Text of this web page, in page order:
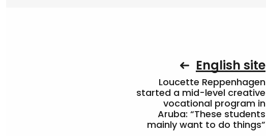
English site
Loucette Reppenhagen
started a mid-level creative
vocational program in
Aruba: “These students
mainly want to do things”